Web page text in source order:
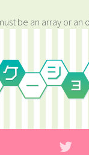
be an array or